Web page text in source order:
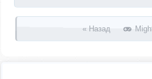
« Назад